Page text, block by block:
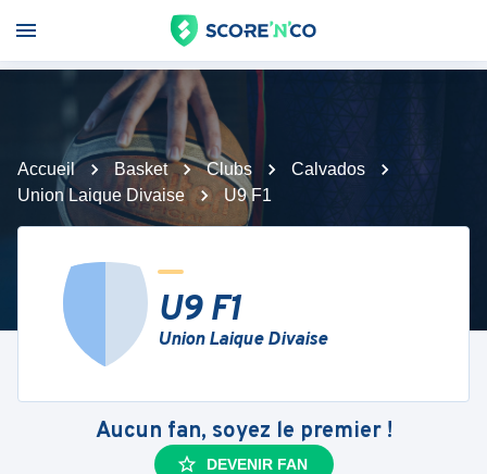
Accueil Basket Clubs
Calvados
Union Laique Divaise
U9 F1
U9 F1
Union Laique Divaise
Aucun fan, soyez le premier !
DEVENIR FAN